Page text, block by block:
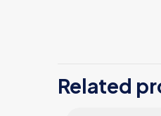
Related